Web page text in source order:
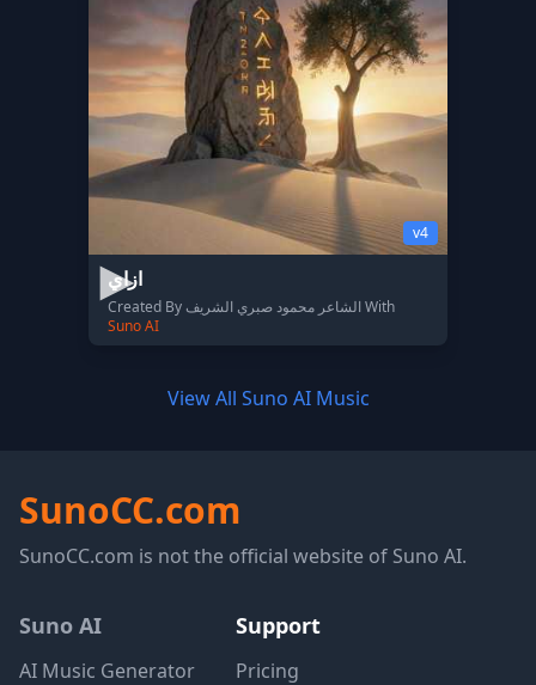
v4
ازاي
Created By الشاعر محمود صبري الشريف With
Suno AI
View All Suno AI Music
SunoCC.com
SunoCC.com is not the official website of Suno AI.
Suno AI
AI Music Generator
Support
Pricing